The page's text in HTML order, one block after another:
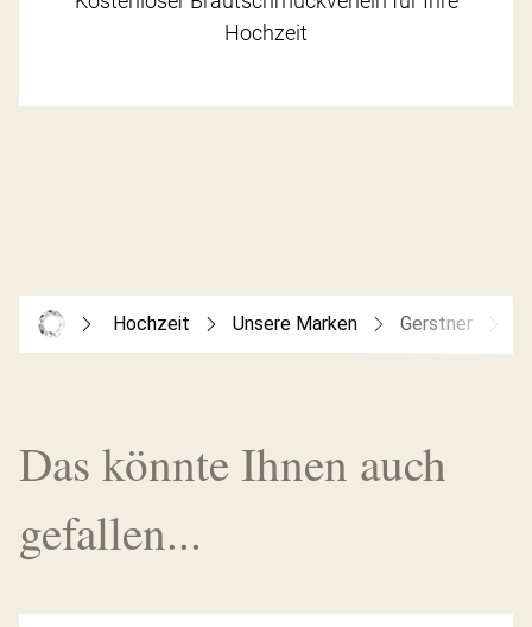
Hochzeit
Hochzeit Unsere Marken Gerstner
Das könnte Ihnen auch
gefallen...